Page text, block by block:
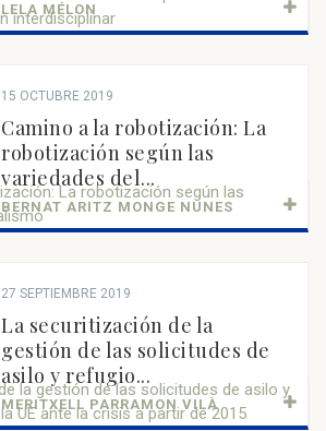
LELA MÉLON
15 OCTUBRE 2019
Camino a la robotización: La
robotización según las
variedades del...
BERNAT ARITZ MONGE NUNES
27 SEPTIEMBRE 2019
La securitización de la
gestión de las solicitudes de
asilo y refugio...
MERITXELL PARRAMON VILÀ